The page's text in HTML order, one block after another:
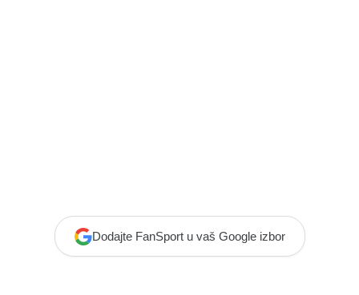
Dodajte FanSport u vaš Google izbor